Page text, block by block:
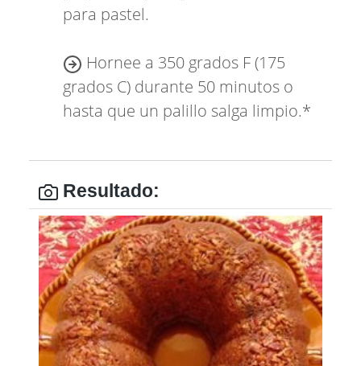
para pastel.
Hornee a 350 grados F (175
grados C) durante 50 minutos o
hasta que un palillo salga limpio.*
Resultado: